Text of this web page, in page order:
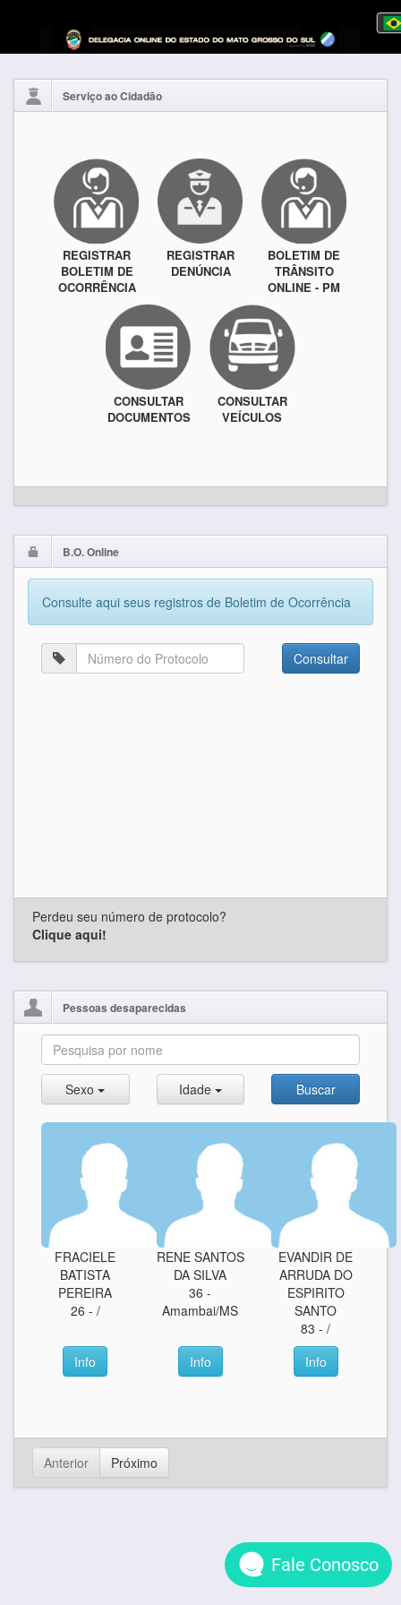
Serviço ao Cidadão
REGISTRAR
BOLETIM DE
OCORRÊNCIA
REGISTRAR
DENÚNCIA
BOLETIM DE
TRÂNSITO
ONLINE - PM
CONSULTAR
DOCUMENTOS
CONSULTAR
VEÍCULOS
B.O. Online
Consulte aqui seus registros de Boletim de Ocorrência
Consultar
Perdeu seu número de protocolo?
Clique aqui!
Pessoas desaparecidas
Sexo Idade Buscar
FRACIELE
BATISTA
PEREIRA
26 - /
RENE SANTOS
DA SILVA
36-
Amambai/MS
EVANDIR DE
ARRUDA DO
ESPIRITO
SANTO
83- /
Info
Info Info
Anterior Próximo
Fale Conosco